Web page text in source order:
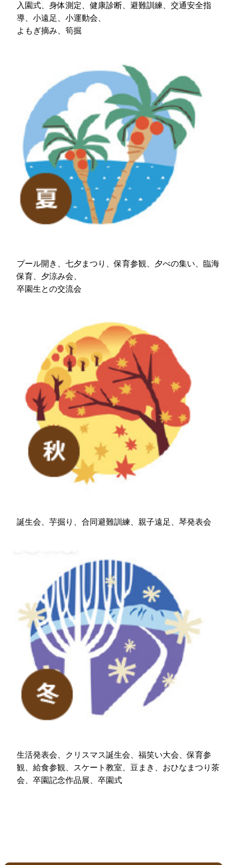
入園式、身体測定、健康診断、避難訓練、交通安全指
導、小遠足、小運動会、
よもぎ摘み、筍掘
プール開き、七夕まつり、保育参観、夕べの集い、臨海
保育、夕涼み会、
卒園生との交流会
誕生会、芋掘り、合同避難訓練、親子遠足、琴発表会
生活発表会、クリスマス誕生会、福笑い大会、保育参
観、給食参観、スケート教室、豆まき、おひなまつり茶
会、卒園記念作品展、卒園式